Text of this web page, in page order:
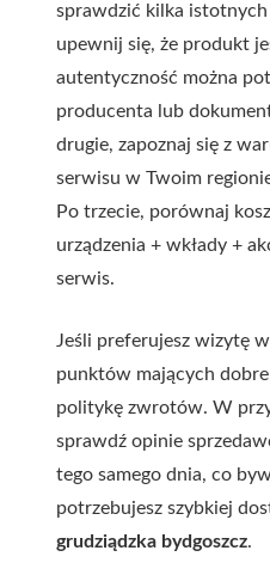
sprawdzić kilka
upewnij się, że produkt
autentyczność można
producenta lub
drugie, zapoznaj się z
serwisu w Twoim
Po trzecie, porównaj
urządzenia + wkłady +
serwis.
Jeśli preferujesz wizytę
punktów mających
politykę zwrotów. W
sprawdź opinie
tego samego dnia, co
potrzebujesz szybkiej
grudziądzka bydgoszcz.